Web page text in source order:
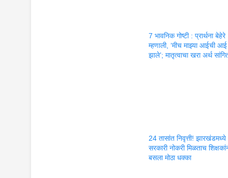
7 भावनिक गोष्टी : प्रार्थना बेहेरे
म्हणाली, ‘मीच माझ्या आईची आई
झाले’; मातृत्वाचा खरा अर्थ
24 तासांत निवृत्ती! झारखंडमध्ये
सरकारी नोकरी मिळताच
बसला मोठा धक्का